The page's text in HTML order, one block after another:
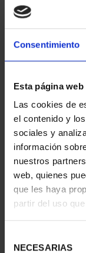
Consentimiento
Esta página
Las cookies de
el contenido y
sociales y
información
nuestros
web, quienes
que les haya
partir del uso
NECESARIAS
CIUDADES
III -
73,00 €